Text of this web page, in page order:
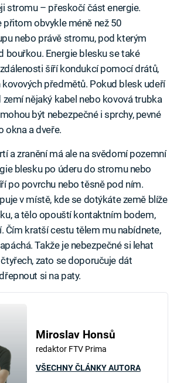
stromu – přeskočí část energie.
přitom obvykle méně než 50
nebo právě stromu, pod kterým
bouřkou. Energie blesku se také
šíří kondukcí pomocí drátů,
kovových předmětů. Pokud blesk udeří
nějaký kabel nebo kovová trubka
být nebezpečné i sprchy, pevné
okna a dveře.
a zranění má ale na svědomí pozemní
blesku po úderu do stromu nebo
po povrchu nebo těsně pod ním.
v místě, kde se dotýkáte země blíže
a tělo opouští kontaktním bodem,
Čím kratší cestu tělem mu nabídnete,
Takže je nebezpečné si lehat
zato se doporučuje dát
si na paty.
Miroslav Honsů
redaktor FTV Prima
VŠECHNY ČLÁNKY AUTORA